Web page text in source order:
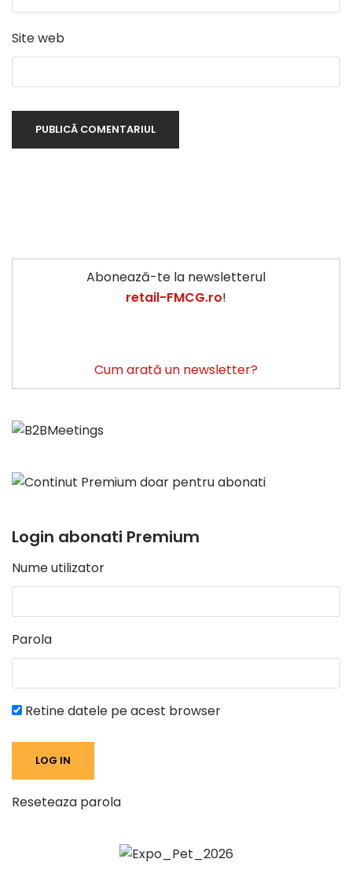
Site web
Abonează-te la newsletterul
retail-FMCG.ro!
Cum arată un newsletter?
Login abonati Premium
Nume utilizator
Parola
Retine datele pe acest browser
Reseteaza parola